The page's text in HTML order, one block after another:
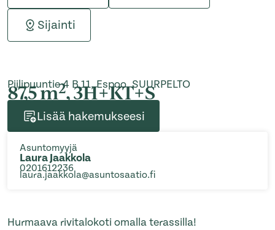
Sijainti
Piilipuuntie 4 B 11, Espoo, SUURPELTO
87,5 m2, 3H+KT+S
Lisää hakemukseesi
Asuntomyyjä
Laura Jaakkola
0201612236
laura.jaakkola@asuntosaatio.fi
Hurmaava rivitalokoti omalla terassilla!